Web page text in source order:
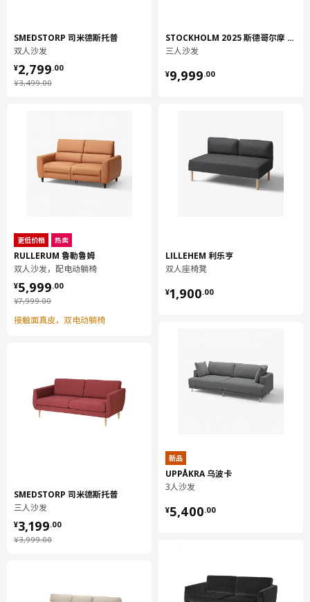
SMEDSTORP 司米德斯托普
双人沙发
¥3,499.00
¥ 3499.00
¥2,799.00
¥ 2799.00
更低价格 热卖
RULLERUM 鲁勒鲁姆
双人沙发，配电动躺椅
¥7,999.00
¥ 7999.00
¥5,999.00
¥ 5999.00
接触面真皮，双电动躺椅
SMEDSTORP 司米德斯托普
三人沙发
¥3,999.00
¥ 3999.00
¥3,199.00
¥ 3199.00
STOCKHOLM 2025 斯德哥尔摩 2025
三人沙发
¥9,999.00
¥ 9999.00
LILLEHEM 利乐亨
双人座椅凳
¥1,900.00
¥ 1900.00
新品
UPPÅKRA 乌波卡
3人沙发
¥5,400.00
¥ 5400.00